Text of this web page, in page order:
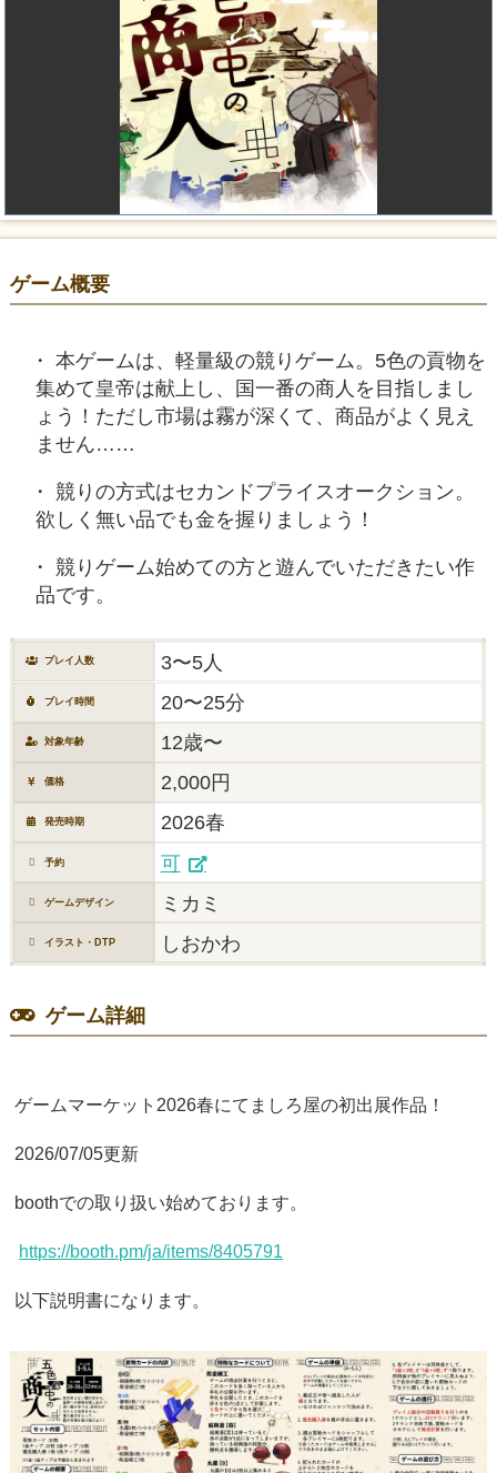
ゲーム概要
本ゲームは、軽量級の競りゲーム。5色の貢物を
集めて皇帝は献上し、国一番の商人を目指しまし
ょう！ただし市場は霧が深くて、商品がよく見え
ません……
競りの方式はセカンドプライスオークション。
欲しく無い品でも金を握りましょう！
競りゲーム始めての方と遊んでいただきたい作
品です。
プレイ人数 3〜5人
プレイ時間 20〜25分
対象年齢 12歳〜
価格 2,000円
発売時期 2026春
予約 可
ゲームデザイン ミカミ
イラスト・DTP しおかわ
ゲーム詳細
ゲームマーケット2026春にてましろ屋の初出展作品！
2026/07/05更新
boothでの取り扱い始めております。
https://booth.pm/ja/items/8405791
以下説明書になります。